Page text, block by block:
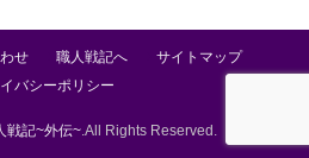
せ 職人戦記へ
サイトマップ
バシーポリシー
戦記~外伝~.All Rights Reserved.